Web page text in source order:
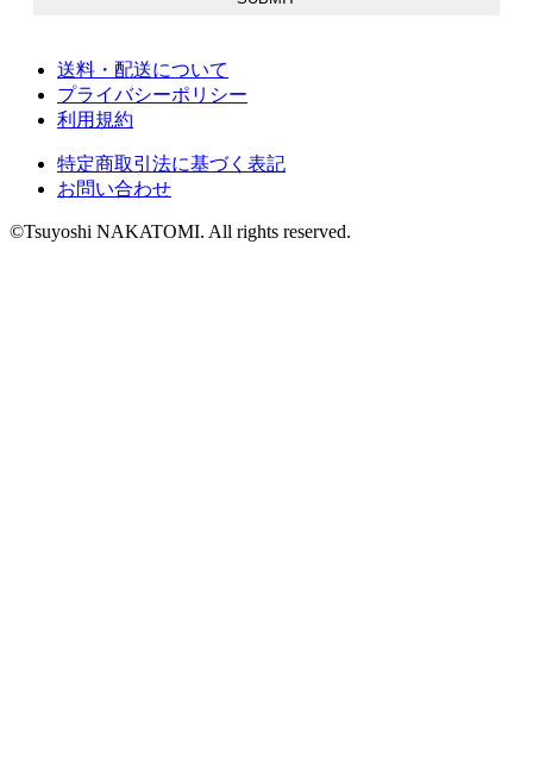
送料・配送について
プライバシーポリシー
利用規約
特定商取引法に基づく表記
お問い合わせ
©Tsuyoshi NAKATOMI. All rights reserved.